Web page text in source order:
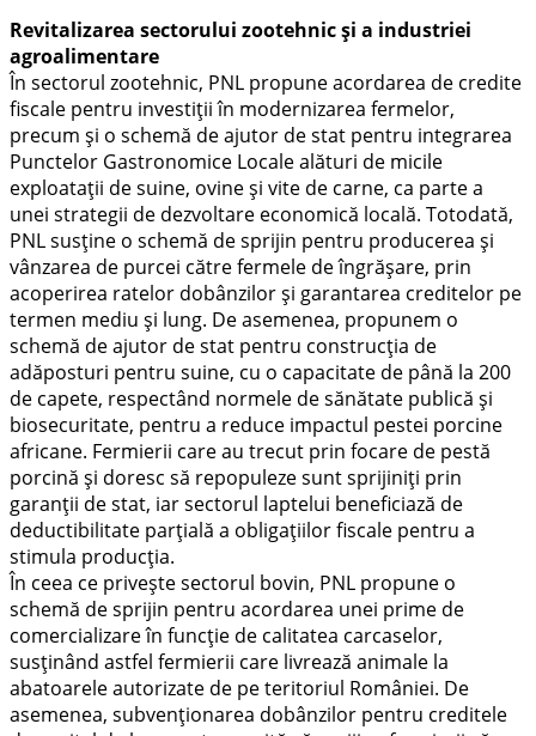
Revitalizarea sectorului zootehnic și a industriei
agroalimentare
În sectorul zootehnic, PNL propune acordarea de credite
fiscale pentru investiții în modernizarea fermelor,
precum și o schemă de ajutor de stat pentru integrarea
Punctelor Gastronomice Locale alături de micile
exploatații de suine, ovine și vite de carne, ca parte a
unei strategii de dezvoltare economică locală. Totodată,
PNL susține o schemă de sprijin pentru producerea și
vânzarea de purcei către fermele de îngrășare, prin
acoperirea ratelor dobânzilor și garantarea creditelor pe
termen mediu și lung. De asemenea, propunem o
schemă de ajutor de stat pentru construcția de
adăposturi pentru suine, cu o capacitate de până la 200
de capete, respectând normele de sănătate publică și
biosecuritate, pentru a reduce impactul pestei porcine
africane. Fermierii care au trecut prin focare de pestă
porcină și doresc să repopuleze sunt sprijiniți prin
garanții de stat, iar sectorul laptelui beneficiază de
deductibilitate parțială a obligațiilor fiscale pentru a
stimula producția.
În ceea ce privește sectorul bovin, PNL propune o
schemă de sprijin pentru acordarea unei prime de
comercializare în funcție de calitatea carcaselor,
susținând astfel fermierii care livrează animale la
abatoarele autorizate de pe teritoriul României. De
asemenea, subvenționarea dobânzilor pentru creditele